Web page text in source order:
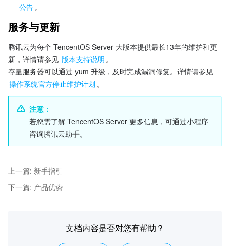
公告 。
服务与更新
腾讯云为每个 TencentOS Server 大版本提供最长13年的维护和更
新，详情请参见 版本支持说明 。
操作系统官方停止维护计划 。
注意：
若您需了解 TencentOS Server 更多信息，可通过小程序
咨询腾讯云助手。
上一篇: 新手指引
下一篇: 产品优势
文档内容是否对您有帮助？